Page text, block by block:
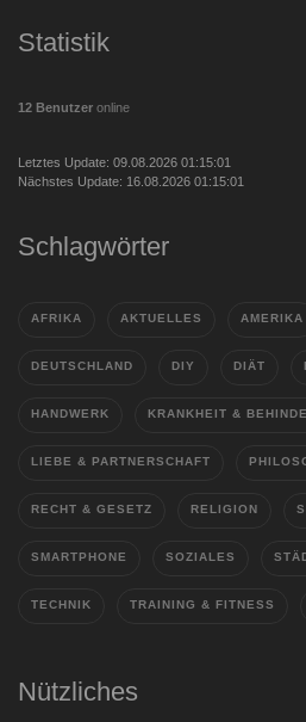
Statistik
12 Benutzer online
Letztes Update: 09.08.2026 01:15:01
Nächstes Update: 16.08.2026 01:15:01
Schlagwörter
AFRIKA AKTUELLES AMERIKA
DEUTSCHLAND DIY DIÄT
HANDWERK KRANKHEIT &
LIEBE & PARTNERSCHAFT
RECHT & GESETZ RELIGION
SMARTPHONE SOZIALES
TECHNIK TRAINING & FITNESS
Nützliches